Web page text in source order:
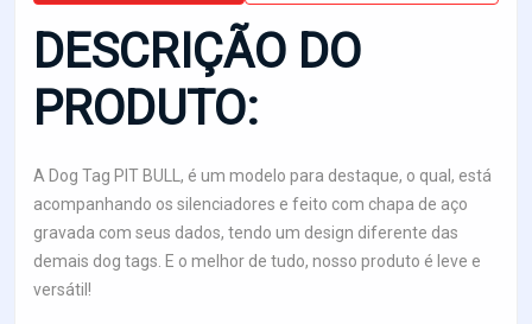
DESCRIÇÃO DO
PRODUTO:
A Dog Tag PIT BULL, é um modelo para destaque, o qual, está
acompanhando os silenciadores e feito com chapa de aço
gravada com seus dados, tendo um design diferente das
demais dog tags. E o melhor de tudo, nosso produto é leve e
versátil!